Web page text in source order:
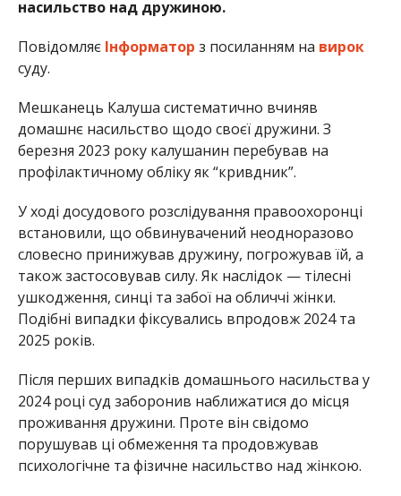
насильство над дружиною.
Повідомляє Інформатор з посиланням на вирок
суду.
Мешканець Калуша систематично вчиняв
домашнє насильство щодо своєї дружини. З
березня 2023 року калушанин перебував на
профілактичному обліку як “кривдник”.
У ході досудового розслідування правоохоронці
встановили, що обвинувачений неодноразово
словесно принижував дружину, погрожував їй, а
також застосовував силу. Як наслідок — тілесні
ушкодження, синці та забої на обличчі жінки.
Подібні випадки фіксувались впродовж 2024 та
2025 років.
Після перших випадків домашнього насильства у
2024 році суд заборонив наближатися до місця
проживання дружини. Проте він свідомо
порушував ці обмеження та продовжував
психологічне та фізичне насильство над жінкою.